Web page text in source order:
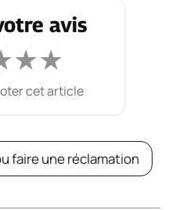
avis
★★
cet article
faire une réclamation